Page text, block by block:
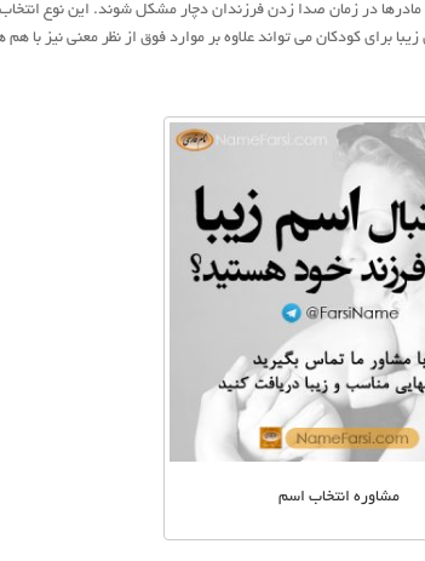
در زمان صدا زدن فرزندان دچار مشکل شوند. این نوع
برای کودکان می تواند علاوه بر موارد فوق از نظر معنی نیز با
مشاوره انتخاب اسم